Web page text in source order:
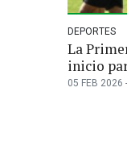
DEPORTES
La
inicio
05 FEB 2026